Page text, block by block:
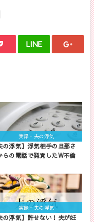
LINE
実録・夫の浮気
の浮気】浮気相手の旦那さ
らの電話で発覚したW不倫
実録・夫の浮気
の浮気】許せない！夫が妊